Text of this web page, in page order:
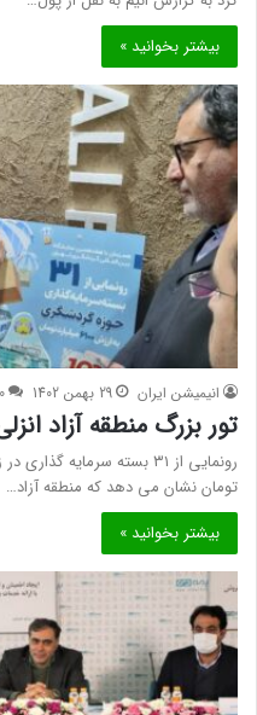
بیشتر بخوانید »
انیمیشن ایران 29 بهمن 1402 0
تور بزرگ منطقه آزاد
تومان نشان می دهد که منطقه آزاد…
بیشتر بخوانید »